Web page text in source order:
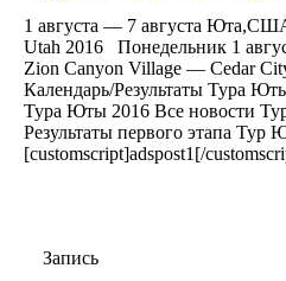
1 августа — 7 августа
Utah 2016 Понедельник 1
Zion Canyon Village — Cedar
Календарь/Результаты Тура
Тура Юты 2016 Все новости
Результаты первого этапа Тур
[customscript]adspost1[/
Запись